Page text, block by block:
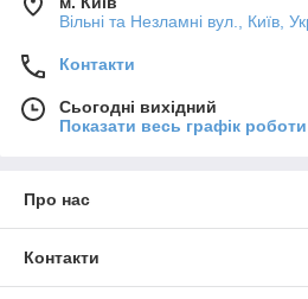
Вільні та Незламні вул., Київ,
Контакти
Сьогодні вихідний
Показати весь графік роботи
Про нас
Контакти